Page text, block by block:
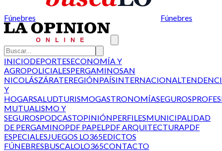
Fúnebres Fúnebres
INICIODEPORTESECONOMÍA Y
AGROPOLICIALESPERGAMINOSAN
NICOLÁSZÁRATEREGIÓNPAÍSINTERNACIONAL
Y
HOGARSALUDTURISMOGASTRONOMÍASEGUROS
MUTUALISMO Y
SEGUROSPODCASTOPINIÓNPERFILESMUNICIPALIDAD
DE PERGAMINOPDF PAPELPDF ARQUITECTURAPDF
ESPECIALESJUEGOS LO365EDICTOS
FÚNEBRESBUSCALOLO365CONTACTO